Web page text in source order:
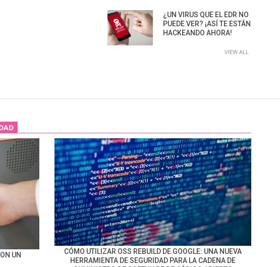
¿UN VIRUS QUE EL EDR NO
PUEDE VER? ¡ASÍ TE ESTÁN
HACKEANDO AHORA!
VIEW ALL
UN
CÓMO UTILIZAR OSS REBUILD DE GOOGLE: UNA NUEVA
HERRAMIENTA DE SEGURIDAD PARA LA CADENA DE